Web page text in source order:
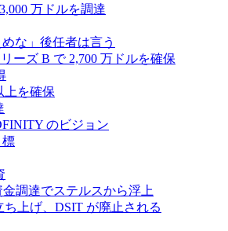
万ドルを調達
な」後任者は言う
ーズ B で 2,700 万ドルを確保
上を確保
のビジョン
標
調達でステルスから浮上
ち上げ、DSIT が廃止される